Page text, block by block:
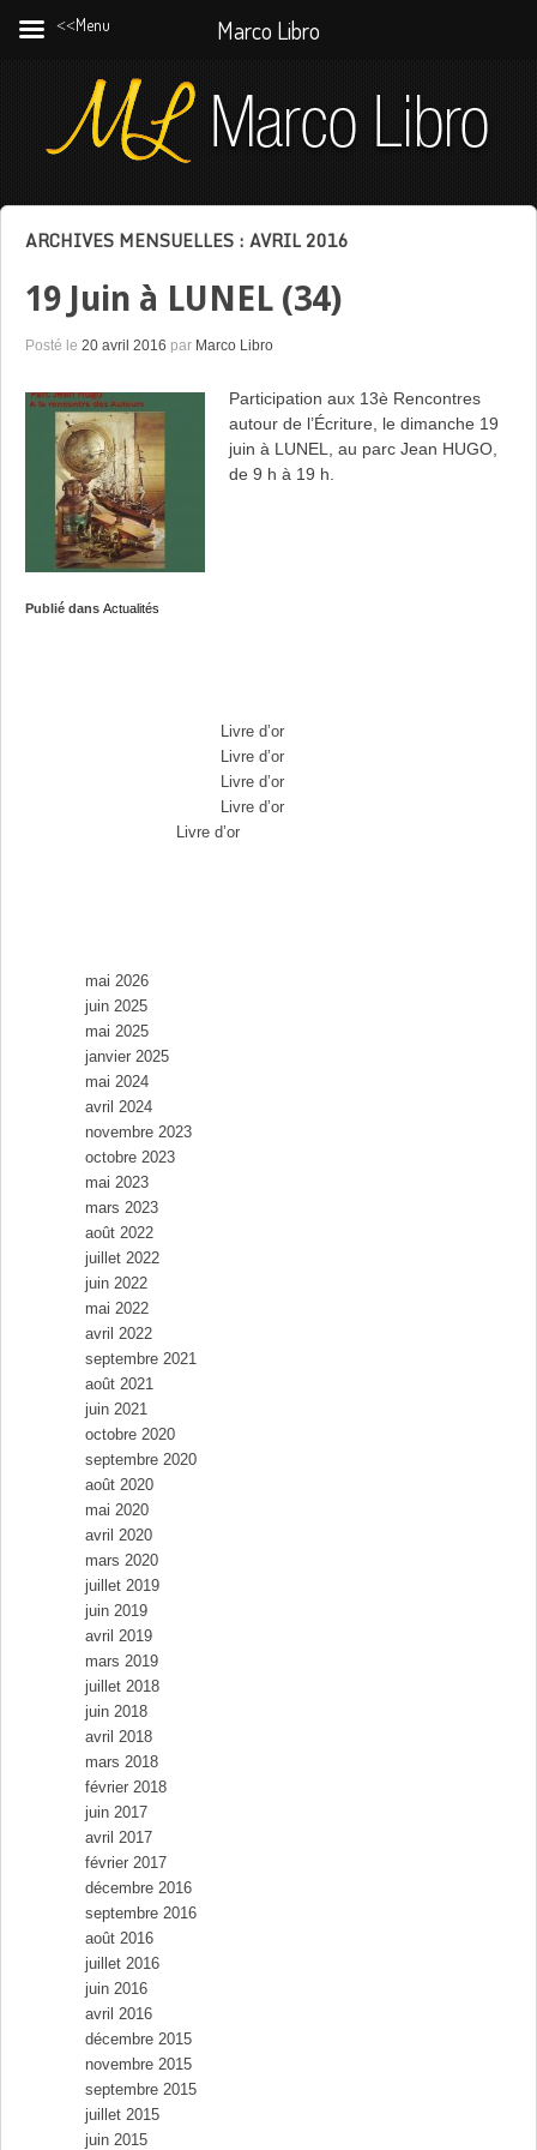
ARCHIVES MENSUELLES : AVRIL 2016
19 Juin à LUNEL (34)
Posté le 20 avril 2016 par Marco Libro
Participation aux 13è Rencontres
autour de l’Écriture, le dimanche 19
juin à LUNEL, au parc Jean HUGO,
de 9 h à 19 h.
Publié dans Actualités
Livre d’or
Livre d’or
Livre d’or
Livre d’or
Livre d’or
mai 2026
juin 2025
mai 2025
janvier 2025
mai 2024
avril 2024
novembre 2023
octobre 2023
mai 2023
mars 2023
août 2022
juillet 2022
juin 2022
mai 2022
avril 2022
septembre 2021
août 2021
juin 2021
octobre 2020
septembre 2020
août 2020
mai 2020
avril 2020
mars 2020
juillet 2019
juin 2019
avril 2019
mars 2019
juillet 2018
juin 2018
avril 2018
mars 2018
février 2018
juin 2017
avril 2017
février 2017
décembre 2016
septembre 2016
août 2016
juillet 2016
juin 2016
avril 2016
décembre 2015
novembre 2015
septembre 2015
juillet 2015
juin 2015
˂˂Menu Marco Libro